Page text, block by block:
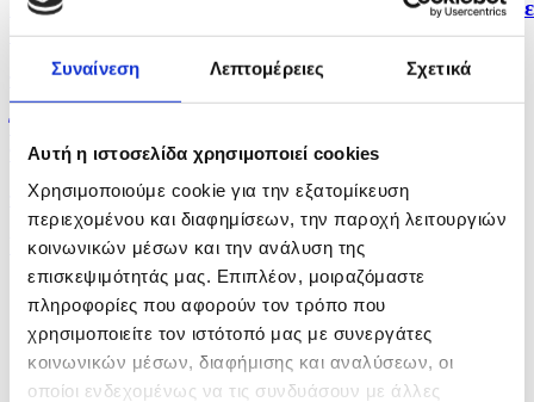
Συναίνεση Λεπτομέρειες Σχετικά
Αυτή η ιστοσελίδα χρησιμοποιεί cookies
Χρησιμοποιούμε cookie για την εξατομίκευση
περιεχομένου και διαφημίσεων, την παροχή λειτουργιών
κοινωνικών μέσων και την ανάλυση της
επισκεψιμότητάς μας. Επιπλέον, μοιραζόμαστε
πληροφορίες που αφορούν τον τρόπο που
χρησιμοποιείτε τον ιστότοπό μας με συνεργάτες
κοινωνικών μέσων, διαφήμισης και αναλύσεων, οι
οποίοι ενδεχομένως να τις συνδυάσουν με άλλες
Ζελένσκι: Έως και 50.000 Βορειοκορεάτες
θα...
πριν 11 λεπτά
του...
πριν 14 λεπτά
Υπό έλεγχο φωτιά στον ΧΥΤΑ στην περιοχή Αγίας...